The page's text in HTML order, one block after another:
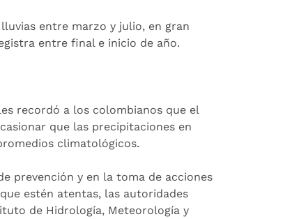
entre marzo y julio, en gran
entre final e inicio de año.
recordó a los colombianos que el
que las precipitaciones en
climatológicos.
prevención y en la toma de acciones
estén atentas, las autoridades
de Hidrología, Meteorología y